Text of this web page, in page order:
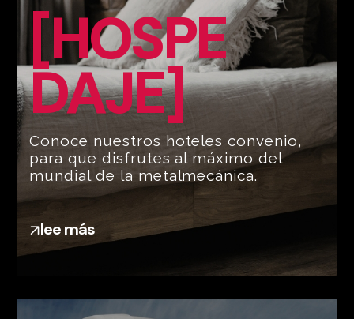
[HOSPE
DAJE]
Conoce nuestros hoteles convenio,
para que disfrutes al máximo del
mundial de la metalmecánica.
lee más